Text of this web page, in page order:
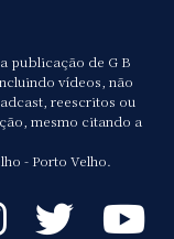
publicação de G B
vídeos, não
reescritos ou
mesmo citando a
- Porto Velho.